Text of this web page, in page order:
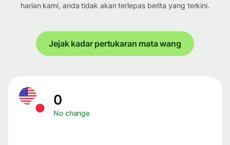
harian kami, anda tidak akan terlepas berita yang terkini.
Jejak kadar pertukaran mata wang
0
No change